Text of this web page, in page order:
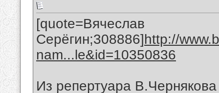
[quote=Вячеслав
Серёгин;308886]http://
nam...le&id=10350836
Из репертуара В.Чернякова